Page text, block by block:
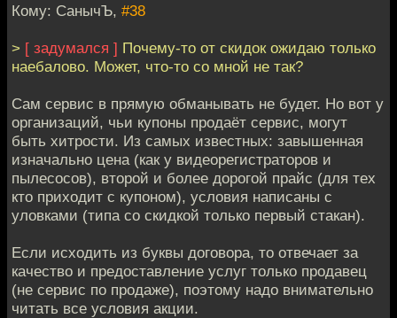
Кому: СанычЪ, #38
> [ задумался ] Почему-то от скидок ожидаю только
наебалово. Может, что-то со мной не так?
Сам сервис в прямую обманывать не будет. Но вот у
организаций, чьи купоны продаёт сервис, могут
быть хитрости. Из самых известных: завышенная
изначально цена (как у видеорегистраторов и
пылесосов), второй и более дорогой прайс (для тех
кто приходит с купоном), условия написаны с
уловками (типа со скидкой только первый стакан).
Если исходить из буквы договора, то отвечает за
качество и предоставление услуг только продавец
(не сервис по продаже), поэтому надо внимательно
читать все условия акции.